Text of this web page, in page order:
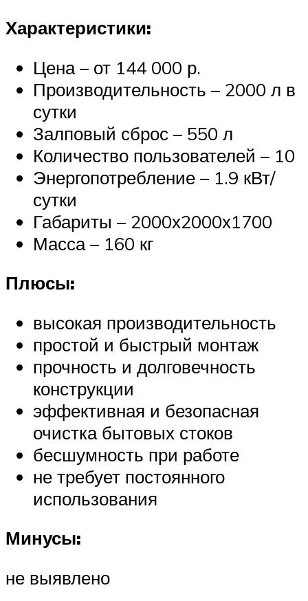
Характеристики:
Цена – от 144 000 р.
Производительность – 2000 л в
сутки
Залповый сброс – 550 л
Количество пользователей – 10
Энергопотребление – 1.9 кВт/
сутки
Габариты – 2000х2000х1700
Масса – 160 кг
Плюсы:
высокая производительность
простой и быстрый монтаж
прочность и долговечность
конструкции
эффективная и безопасная
очистка бытовых стоков
бесшумность при работе
не требует постоянного
использования
Минусы:
не выявлено